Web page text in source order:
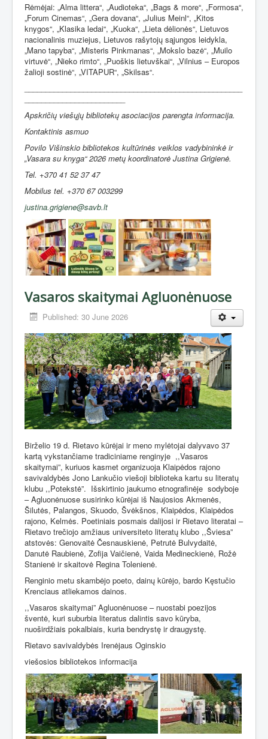
Rėmėjai: „Alma littera“, „Audioteka“, „Bags & more“, „Formosa“,
„Forum Cinemas“, „Gera dovana“, „Julius Meinl“, „Kitos
knygos“, „Klasika ledai“, „Kuoka“, „Lieta dėlionės“, Lietuvos
nacionalinis muziejus, Lietuvos rašytojų sąjungos leidykla,
„Mano tapyba“, „Misteris Pinkmanas“, „Mokslo bazė“, „Muilo
virtuvė“, „Nieko rimto“, „Puoškis lietuvškai“, „Vilnius – Europos
žalioji sostinė“, „VITAPUR“, „Skilsas“.
Apskričių viešųjų bibliotekų asociacijos parengta informacija.
Kontaktinis asmuo
Povilo Višinskio bibliotekos kultūrinės veiklos vadybininkė ir
„Vasara su knyga“ 2026 metų koordinatorė Justina Grigienė.
Tel. +370 41 52 37 47
Mobilus tel. +370 67 003299
justina.grigiene@savb.lt
Vasaros skaitymai Agluonėnuose
Published: 30 June 2026
Birželio 19 d. Rietavo kūrėjai ir meno mylėtojai dalyvavo 37
kartą vykstančiame tradiciniame renginyje ,,Vasaros
skaitymai”, kuriuos kasmet organizuoja Klaipėdos rajono
savivaldybės Jono Lankučio viešoji biblioteka kartu su literatų
klubu ,,Potekstė”. Išskirtinio jaukumo etnografinėje sodyboje
– Agluonėnuose susirinko kūrėjai iš Naujosios Akmenės,
Šilutės, Palangos, Skuodo, Švėkšnos, Klaipėdos, Klaipėdos
rajono, Kelmės. Poetiniais posmais dalijosi ir Rietavo literatai –
Rietavo trečiojo amžiaus universiteto literatų klubo ,,Šviesa”
atstovės: Genovaitė Česnauskienė, Petrutė Bulvydaitė,
Danutė Raubienė, Zofija Vaičienė, Vaida Medineckienė, Rožė
Stanienė ir skaitovė Regina Tolenienė.
Renginio metu skambėjo poeto, dainų kūrėjo, bardo Kęstučio
Krenciaus atliekamos dainos.
,,Vasaros skaitymai” Agluonėnuose – nuostabi poezijos
šventė, kuri suburbia literatus dalintis savo kūryba,
nuoširdžiais pokalbiais, kuria bendrystę ir draugystę.
Rietavo savivaldybės Irenėjaus Oginskio
viešosios bibliotekos informacija